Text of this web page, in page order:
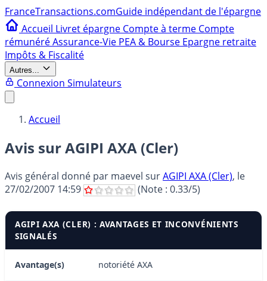
FranceTransactions.comGuide indépendant de l'épargne
Accueil Livret épargne Compte à terme Compte
rémunéréAssurance-Vie PEA & Bourse Epargne retraite
Impôts & Fiscalité
Autres...
Connexion Simulateurs
Accueil
Avis sur AGIPI AXA (Cler)
Avis général donné par maevel surAGIPI AXA (Cler), le
27/02/2007 14:59
(Note : 0.33/5)
AGIPI AXA (CLER) : AVANTAGES ET INCONVÉNIENTS
SIGNALÉS
Avantage(s) notoriété AXA